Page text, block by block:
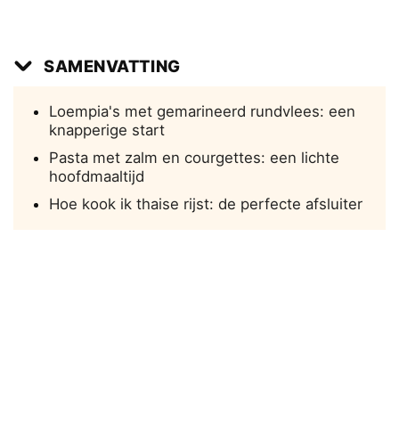
SAMENVATTING
Loempia's met gemarineerd rundvlees: een
knapperige start
Pasta met zalm en courgettes: een lichte
hoofdmaaltijd
Hoe kook ik thaise rijst: de perfecte afsluiter